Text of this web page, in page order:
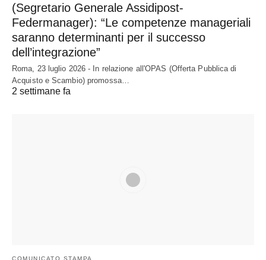
(Segretario Generale Assidipost-
Federmanager): “Le competenze manageriali
saranno determinanti per il successo
dell’integrazione”
Roma, 23 luglio 2026 - In relazione all'OPAS (Offerta Pubblica di
Acquisto e Scambio) promossa…
2 settimane fa